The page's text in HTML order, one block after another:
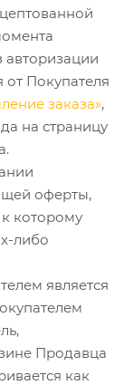
от Покупателя
заказа»,
на страницу
оферты,
которому
либо
является
Продавца
как